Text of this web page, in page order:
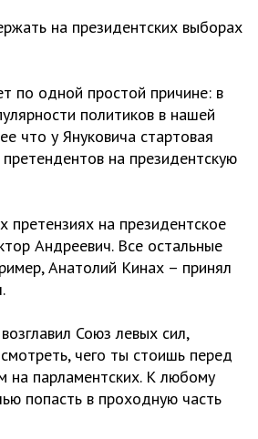
на президентских выборах
по одной простой причине: в
политиков в нашей
что у Януковича стартовая
на президентскую
претензиях на президентское
Андреевич. Все остальные
Анатолий Кинах – принял
Союз левых сил,
чего ты стоишь перед
на парламентских. К любому
попасть в проходную часть